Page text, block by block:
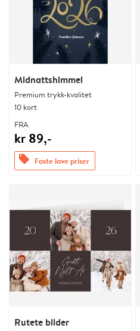
Midnattshimmel
Premium trykk-kvalitet
10 kort
FRA
kr 89,-
offers Faste lave priser
Rutete bilder